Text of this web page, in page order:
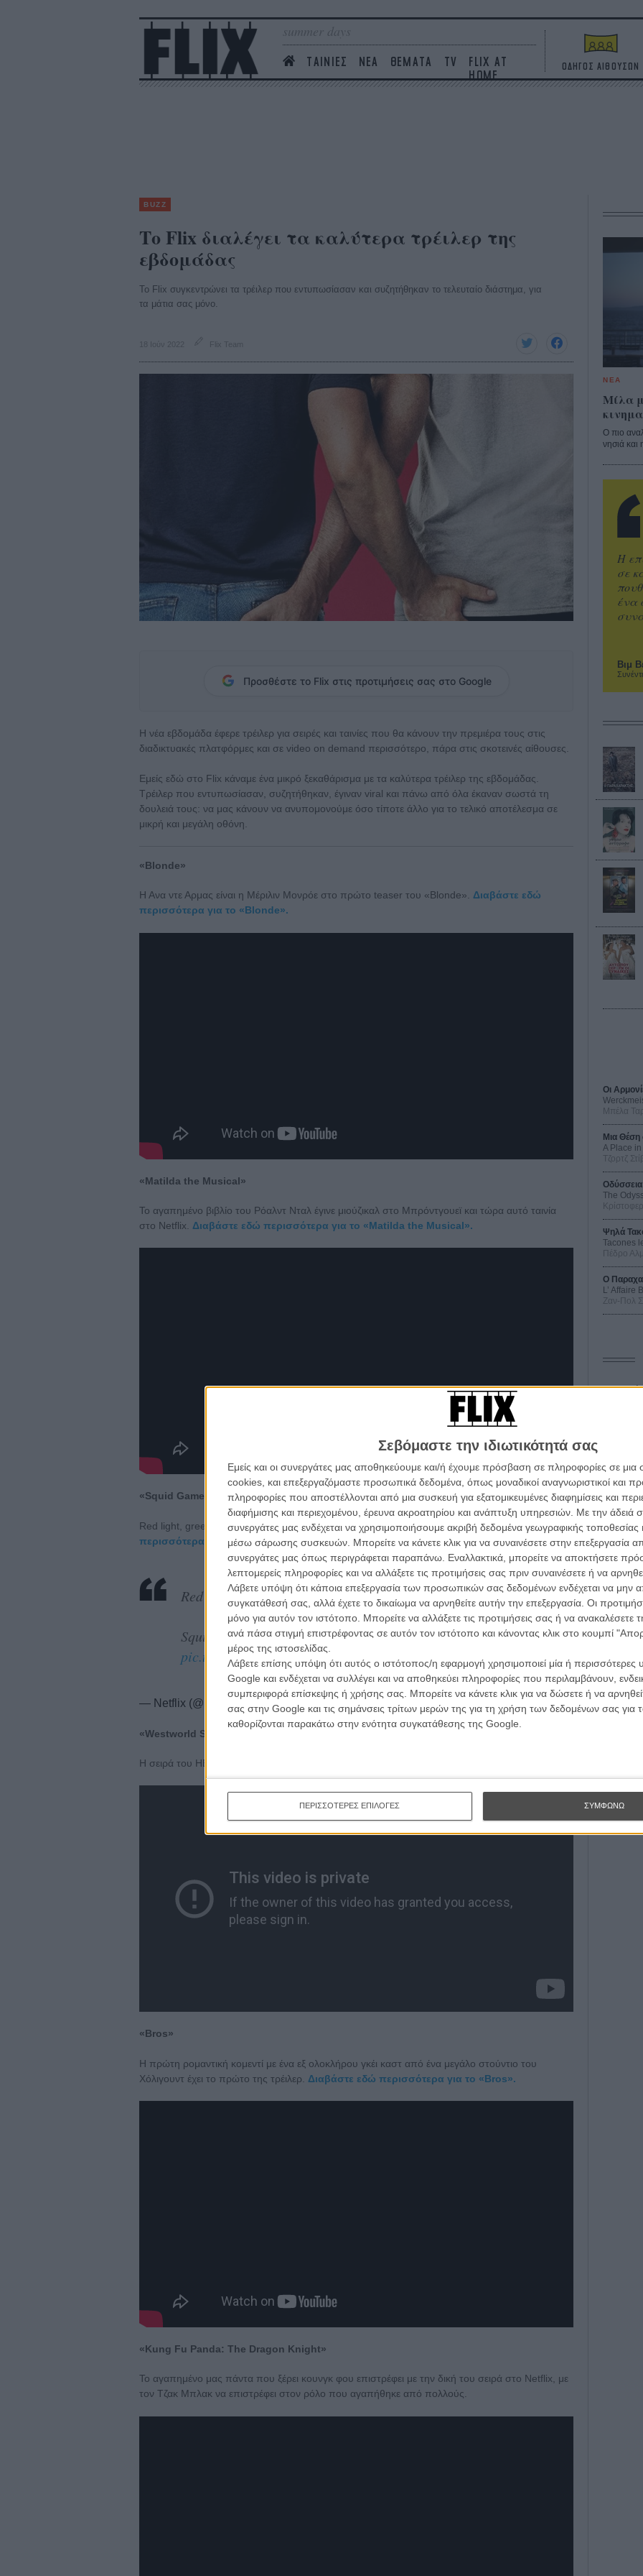
Σεβόμαστε την ιδιωτικότητά σας
Εμείς και οι συνεργάτες μας αποθηκεύουμε και/ή έχουμε πρόσβαση σε πληροφορίες σε
cookies, και επεξεργαζόμαστε προσωπικά δεδομένα, όπως μοναδικοί αναγνωριστικοί και
πληροφορίες που αποστέλλονται από μια συσκευή για εξατομικευμένες διαφημίσεις και
διαφήμισης και περιεχομένου, έρευνα ακροατηρίου και ανάπτυξη υπηρεσιών. Με την άδειά
συνεργάτες μας ενδέχεται να χρησιμοποιήσουμε ακριβή δεδομένα γεωγραφικής τοποθεσίας
μέσω σάρωσης συσκευών. Μπορείτε να κάνετε κλικ για να συναινέσετε στην επεξεργασία
συνεργάτες μας όπως περιγράφεται παραπάνω. Εναλλακτικά, μπορείτε να αποκτήσετε
λεπτομερείς πληροφορίες και να αλλάξετε τις προτιμήσεις σας πριν συναινέσετε ή να
Λάβετε υπόψη ότι κάποια επεξεργασία των προσωπικών σας δεδομένων ενδέχεται να μην
συγκατάθεσή σας, αλλά έχετε το δικαίωμα να αρνηθείτε αυτήν την επεξεργασία. Οι
μόνο για αυτόν τον ιστότοπο. Μπορείτε να αλλάξετε τις προτιμήσεις σας ή να ανακαλέσετε
ανά πάσα στιγμή επιστρέφοντας σε αυτόν τον ιστότοπο και κάνοντας κλικ στο κουμπί
μέρος της ιστοσελίδας.
Λάβετε επίσης υπόψη ότι αυτός ο ιστότοπος/η εφαρμογή χρησιμοποιεί μία ή περισσότερες
Google και ενδέχεται να συλλέγει και να αποθηκεύει πληροφορίες που περιλαμβάνουν,
συμπεριφορά επίσκεψης ή χρήσης σας. Μπορείτε να κάνετε κλικ για να δώσετε ή να
σας στην Google και τις σημάνσεις τρίτων μερών της για τη χρήση των δεδομένων σας
καθορίζονται παρακάτω στην ενότητα συγκατάθεσης της Google.
ΠΕΡΙΣΣΟΤΕΡΕΣ ΕΠΙΛΟΓΕΣ ΣΥΜΦΩΝΩ
summer days
ΤΑΙΝΙΕΣ ΝΕΑ ΘΕΜΑΤΑ TV
FLIX AT
HOME
ΟΔΗΓΟΣ ΑΙΘΟΥΣΩΝ
BUZZ
Το Flix διαλέγει τα καλύτερα τρέιλερ της
εβδομάδας
Το Flix συγκεντρώνει τα τρέιλερ που εντυπωσίασαν και συζητήθηκαν το τελευταίο διάστημα, για
τα μάτια σας μόνο.
18 Ιούν 2022 Flix Team
Προσθέστε το Flix στις προτιμήσεις σας στο Google
Η νέα εβδομάδα έφερε τρέιλερ για σειρές και ταινίες που θα κάνουν την πρεμιέρα τους στις
διαδικτυακές πλατφόρμες και σε video on demand περισσότερο, πάρα στις σκοτεινές αίθουσες.
Εμείς εδώ στο Flix κάναμε ένα μικρό ξεκαθάρισμα με τα καλύτερα τρέιλερ της εβδομάδας.
Τρέιλερ που εντυπωσίασαν, συζητήθηκαν, έγιναν viral και πάνω από όλα έκαναν σωστά τη
δουλειά τους: να μας κάνουν να ανυπομονούμε όσο τίποτε άλλο για το τελικό αποτέλεσμα σε
μικρή και μεγάλη οθόνη.
«Blonde»
Η Ανα ντε Αρμας είναι η Μέριλιν Μονρόε στο πρώτο teaser του «Blonde». Διαβάστε εδώ
περισσότερα για το «Blonde».
«Matilda the Musical»
Το αγαπημένο βιβλίο του Ρόαλντ Νταλ έγινε μιούζικαλ στο Μπρόντγουεϊ και τώρα αυτό ταινία
στο Netflix. Διαβάστε εδώ περισσότερα για το «Matilda the Musical».
«Squid Game Season 2»
Red light, green light... Ερχεται και επίσημα η δεύτερη σεζόν του «Squid Game».Διαβάστε εδώ
περισσότερα για το «Squid Game Season 2».
Red light… GREENLIGHT!
Squid Game is officially coming back for Season 2!
pic.twitter.com/4usO2Zld39
— Netflix (@netflix) June 12, 2022
«Westworld Season 4»
H σειρά του HBO επιστρέφει στις 26 Ιουνίου.
«Bros»
Η πρώτη ρομαντική κομεντί με ένα εξ ολοκλήρου γκέι καστ από ένα μεγάλο στούντιο του
Χόλιγουντ έχει το πρώτο της τρέιλερ. Διαβάστε εδώ περισσότερα για το «Bros».
«Kung Fu Panda: The Dragon Knight»
Το αγαπημένο μας πάντα που ξέρει κουνγκ φου επιστρέφει με την δική του σειρά στο Netflix, με
τον Τζακ Μπλακ να επιστρέφει στον ρόλο που αγαπήθηκε από πολλούς.
ΝΕΑ
Μίλα
Ο πιο
νησιά και
Βιμ
Η
σε
ένα
Οι
Μπέλα
Μια Θέση
A Place
Τζορτζ
Οδύσσεια
The
Ψηλά
Tacones
Πέδρο
Ο
L’ Affaire
Ζαν-Πολ
Ο
10
τον
Εγγράψου
Θέλω
για να τα βλέπεις όλα σινεμά...
Η κινηματογραφική εβδομάδα
με τον τρόπο του flix
το newsletterτου flix, στο inbox σου
κινηματογραφικές ειδήσεις | νέες ταινίες | πρόγραμμα αιθουσών για όλη την Ελλάδα |
κριτικές | συνεντεύξεις | απόψεις | αφιερώματα | διαγωνισμοί
ΕΓΓΡΑΦΗ